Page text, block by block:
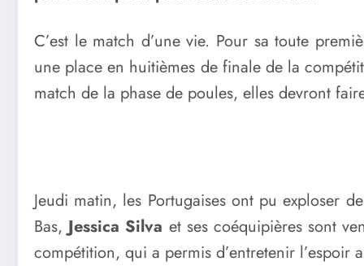
C’est le match d’une vie. Pour sa toute
une place en huitièmes de finale de la
match de la phase de poules, elles devront
Jeudi matin, les Portugaises ont pu exploser
Bas,Jessica Silva et ses coéquipières sont
compétition, qui a permis d’entretenir